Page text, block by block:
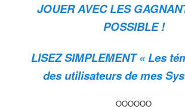
JOUER AVEC LES
POSSIBLE !
LISEZ SIMPLEMENT « Les
des utilisateurs de mes
OOOOOO